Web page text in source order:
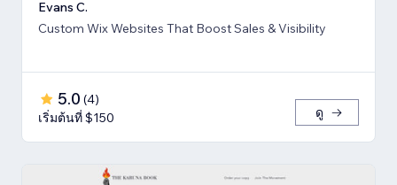
Evans C.
Custom Wix Websites That Boost Sales & Visibility
5.0 (4)
เริ่มต้นที่ $150
ดู